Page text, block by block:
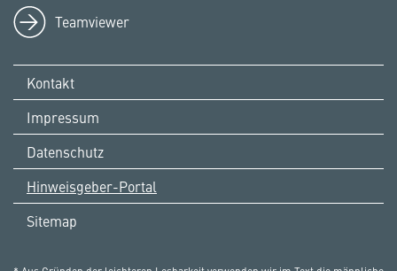
Teamviewer
Kontakt
Impressum
Datenschutz
Hinweisgeber-Portal
Sitemap